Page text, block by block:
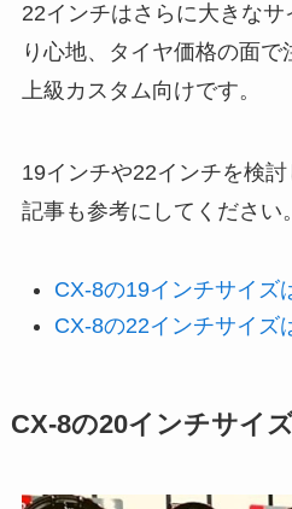
22インチはさらに大きな
り心地、タイヤ価格の面で
上級カスタム向けです。
19インチや22インチを検
記事も参考にしてください。
CX-8の19インチサイズ
CX-8の22インチサイズ
CX-8の20インチサイ